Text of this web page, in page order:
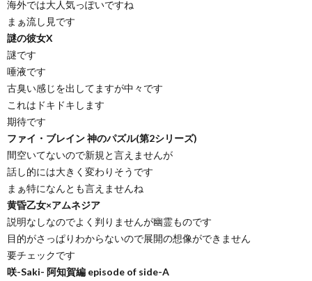
海外では大人気っぽいですね
まぁ流し見です
謎の彼女X
謎です
唾液です
古臭い感じを出してますが中々です
これはドキドキします
期待です
ファイ・ブレイン 神のパズル(第2シリーズ)
間空いてないので新規と言えませんが
話し的には大きく変わりそうです
まぁ特になんとも言えませんね
黄昏乙女×アムネジア
説明なしなのでよく判りませんが幽霊ものです
目的がさっぱりわからないので展開の想像ができません
要チェックです
咲-Saki- 阿知賀編 episode of side-A